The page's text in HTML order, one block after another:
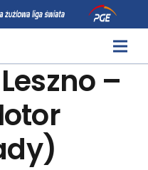
–